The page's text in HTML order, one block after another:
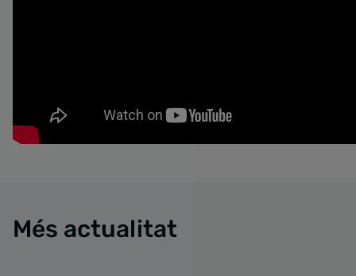
Més actualitat